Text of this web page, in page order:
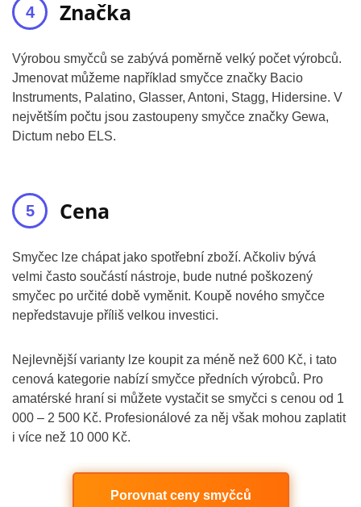
Značka
Výrobou smyčců se zabývá poměrně velký počet výrobců.
Jmenovat můžeme například smyčce značky Bacio
Instruments, Palatino, Glasser, Antoni, Stagg, Hidersine. V
největším počtu jsou zastoupeny smyčce značky Gewa,
Dictum nebo ELS.
Cena
Smyčec lze chápat jako spotřební zboží. Ačkoliv bývá
velmi často součástí nástroje, bude nutné poškozený
smyčec po určité době vyměnit. Koupě nového smyčce
nepředstavuje příliš velkou investici.
Nejlevnější varianty lze koupit za méně než 600 Kč, i tato
cenová kategorie nabízí smyčce předních výrobců. Pro
amatérské hraní si můžete vystačit se smyčci s cenou od 1
000 – 2 500 Kč. Profesionálové za něj však mohou zaplatit
i více než 10 000 Kč.
Porovnat ceny smyčců